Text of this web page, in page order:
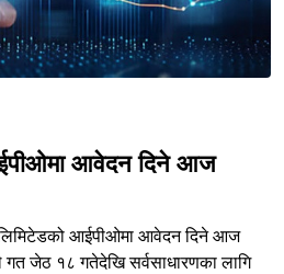
आवेदन दिने आज
लिमिटेडको आईपीओमा आवेदन दिने आज
जेठ १८ गतेदेखि सर्वसाधारणका लागि